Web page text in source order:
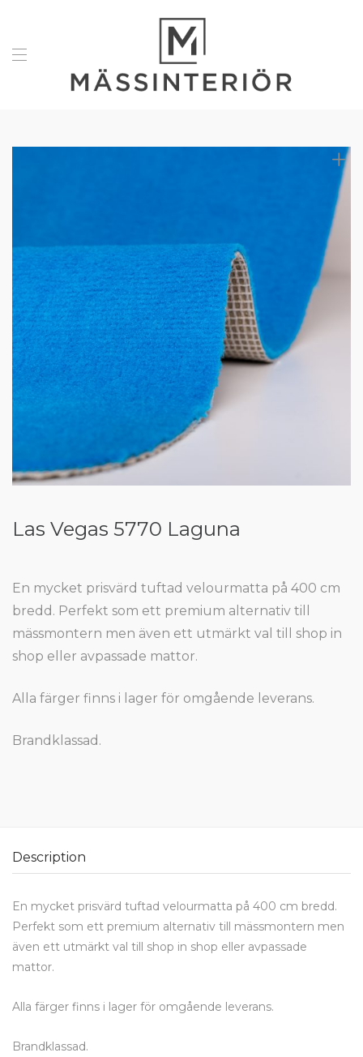
Las Vegas 5770 Laguna
En mycket prisvärd tuftad velourmatta på 400 cm
bredd. Perfekt som ett premium alternativ till
mässmontern men även ett utmärkt val till shop in
shop eller avpassade mattor.
Alla färger finns i lager för omgående leverans.
Brandklassad.
Description
En mycket prisvärd tuftad velourmatta på 400 cm bredd.
Perfekt som ett premium alternativ till mässmontern men
även ett utmärkt val till shop in shop eller avpassade
mattor.
Alla färger finns i lager för omgående leverans.
Brandklassad.